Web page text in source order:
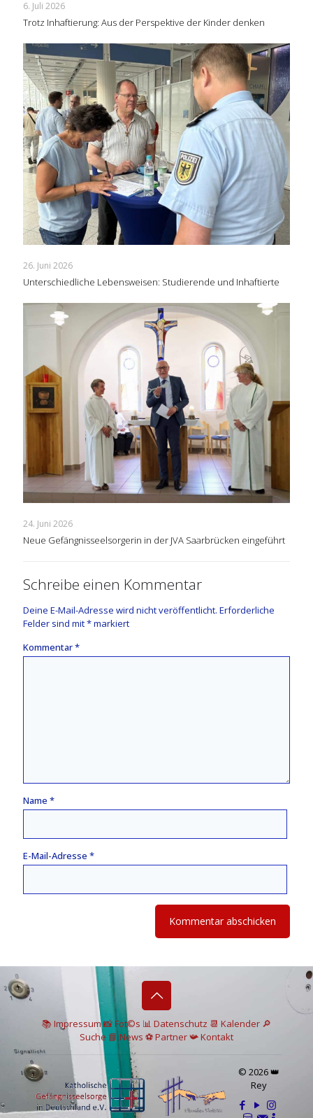
6. Juli 2026
Trotz Inhaftierung: Aus der Perspektive der Kinder denken
26. Juni 2026
Unterschiedliche Lebensweisen: Studierende und Inhaftierte
24. Juni 2026
Neue Gefängnisseelsorgerin in der JVA Saarbrücken eingeführt
Schreibe einen Kommentar
Deine E-Mail-Adresse wird nicht veröffentlicht. Erforderliche
Felder sind mit*markiert
Kommentar*
Name *
E-Mail-Adresse *
📚 Impressum📸Fot©s 📊 Datenschutz 📆 Kalender 🔎
Suche 📘 News ⚽Partner📯Kontakt
© 2026 👑
Rey